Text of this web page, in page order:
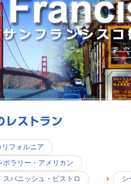
リフォルニア
ポラリー・アメリカン
パニッシュ・ビストロ
シ